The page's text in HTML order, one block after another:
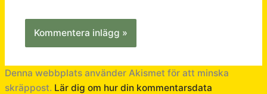
Denna webbplats använder Akismet för att minska
skräppost. Lär dig om hur din kommentarsdata